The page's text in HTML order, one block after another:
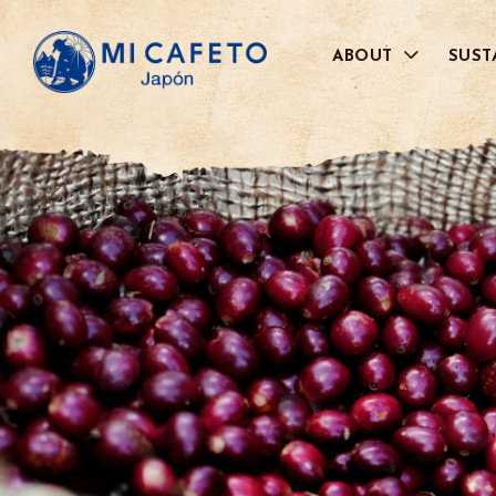
ABOUT
代表メッセージ
品質管理へのこだわり
BRAND
JAL社との取り組みについて
お取引さまのご紹介